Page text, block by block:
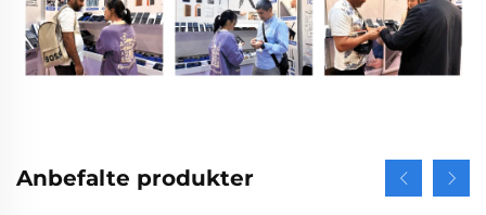
Anbefalte produkter